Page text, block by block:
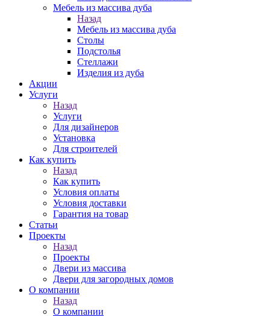
Мебель из массива дуба
Назад
Мебель из массива дуба
Столы
Подстолья
Стеллажи
Изделия из дуба
Акции
Услуги
Назад
Услуги
Для дизайнеров
Установка
Для строителей
Как купить
Назад
Как купить
Условия оплаты
Условия доставки
Гарантия на товар
Статьи
Проекты
Назад
Проекты
Двери из массива
Двери для загородных домов
О компании
Назад
О компании